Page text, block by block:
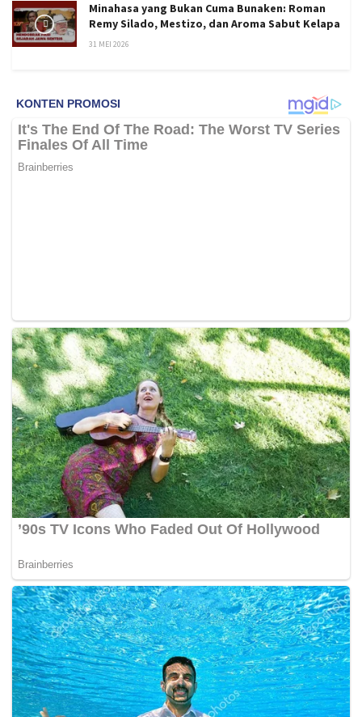
Minahasa yang Bukan Cuma Bunaken: Roman
Remy Silado, Mestizo, dan Aroma Sabut Kelapa
31 MEI 2026